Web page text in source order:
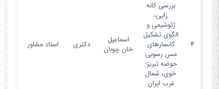
۴
بررسی کانه
زایی،
ژئوشیمی و
الگوی تشکیل
کانسارهای
مس رسوبی
حوضه تبریز-
خوی، شمال
غرب ایران
اسماعیل
خان چوبان
دکتری استاد مشاور